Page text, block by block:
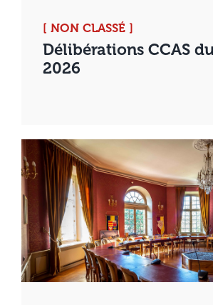
[ NON CLASSÉ ]
Délibérations CCAS
2026